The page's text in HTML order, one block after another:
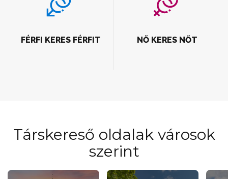
FÉRFI KERES FÉRFIT NŐ KERES NŐT
Társkereső oldalak városok
szerint